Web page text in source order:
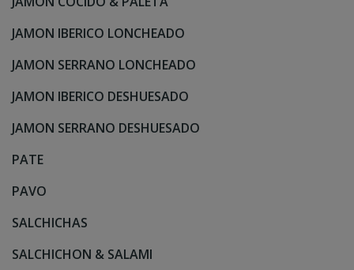
JAMON IBERICO LONCHEADO
JAMON SERRANO LONCHEADO
JAMON IBERICO DESHUESADO
JAMON SERRANO DESHUESADO
PATE
PAVO
SALCHICHAS
SALCHICHON & SALAMI